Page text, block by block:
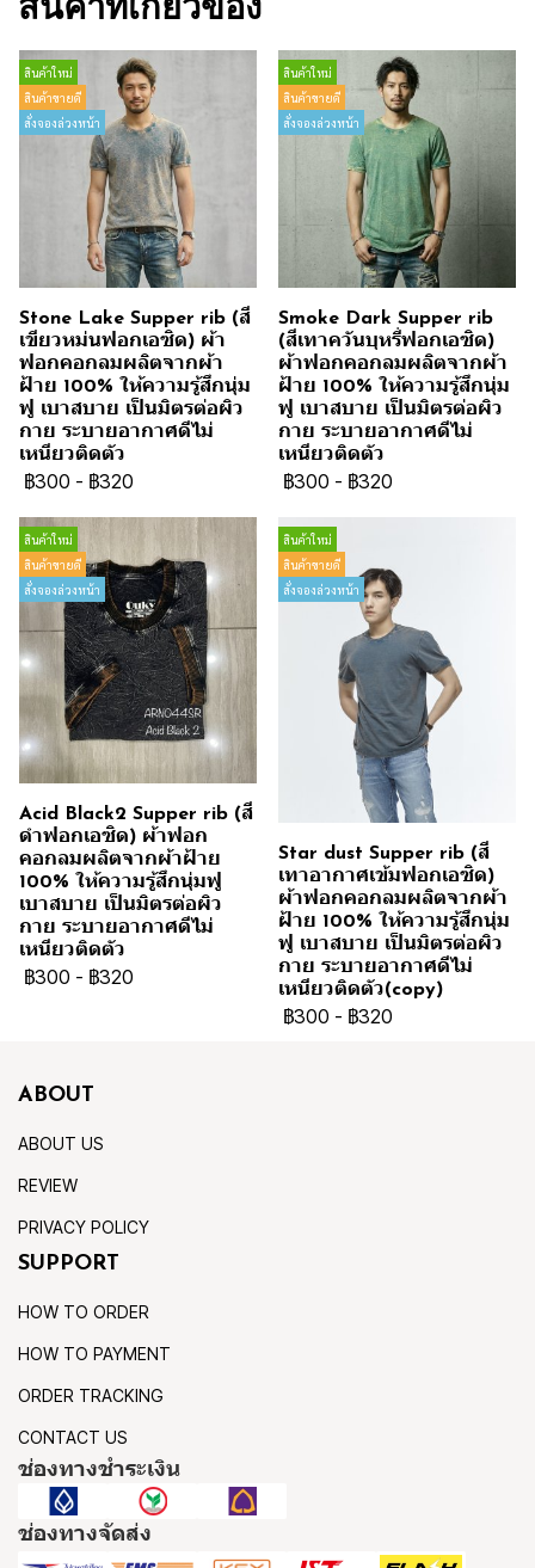
สินค้าที่เกี่ยวข้อง
สินค้าใหม่
สินค้าขายดี
สั่งจองล่วงหน้า
Stone Lake Supper rib (สี
เขียวหม่นฟอกเอซิด) ผ้า
ฟอกคอกลมผลิตจากผ้า
ฝ้าย 100% ให้ความรู้สึกนุ่ม
ฟู เบาสบาย เป็นมิตรต่อผิว
กาย ระบายอากาศดีไม่
เหนียวติดตัว
฿300 - ฿320
สินค้าใหม่
สินค้าขายดี
สั่งจองล่วงหน้า
Smoke Dark Supper rib
(สีเทาควันบุหรี่ฟอกเอซิด)
ผ้าฟอกคอกลมผลิตจากผ้า
ฝ้าย 100% ให้ความรู้สึกนุ่ม
ฟู เบาสบาย เป็นมิตรต่อผิว
กาย ระบายอากาศดีไม่
เหนียวติดตัว
฿300 - ฿320
สินค้าใหม่
สินค้าขายดี
สั่งจองล่วงหน้า
Acid Black2 Supper rib (สี
ดำฟอกเอซิด) ผ้าฟอก
คอกลมผลิตจากผ้าฝ้าย
100% ให้ความรู้สึกนุ่มฟู
เบาสบาย เป็นมิตรต่อผิว
กาย ระบายอากาศดีไม่
เหนียวติดตัว
฿300 - ฿320
สินค้าใหม่
สินค้าขายดี
สั่งจองล่วงหน้า
Star dust Supper rib (สี
เทาอากาศเข้มฟอกเอซิด)
ผ้าฟอกคอกลมผลิตจากผ้า
ฝ้าย 100% ให้ความรู้สึกนุ่ม
ฟู เบาสบาย เป็นมิตรต่อผิว
กาย ระบายอากาศดีไม่
เหนียวติดตัว(copy)
฿300 - ฿320
ABOUT
ABOUT US
REVIEW
PRIVACY POLICY
SUPPORT
HOW TO ORDER
HOW TO PAYMENT
ORDER TRACKING
CONTACT US
ช่องทางชำระเงิน
ช่องทางจัดส่ง